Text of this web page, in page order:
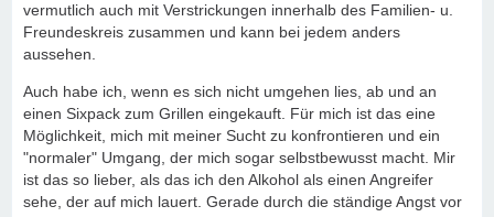
vermutlich auch mit Verstrickungen innerhalb des Familien- u.
Freundeskreis zusammen und kann bei jedem anders
aussehen.
Auch habe ich, wenn es sich nicht umgehen lies, ab und an
einen Sixpack zum Grillen eingekauft. Für mich ist das eine
Möglichkeit, mich mit meiner Sucht zu konfrontieren und ein
"normaler" Umgang, der mich sogar selbstbewusst macht. Mir
ist das so lieber, als das ich den Alkohol als einen Angreifer
sehe, der auf mich lauert. Gerade durch die ständige Angst vor